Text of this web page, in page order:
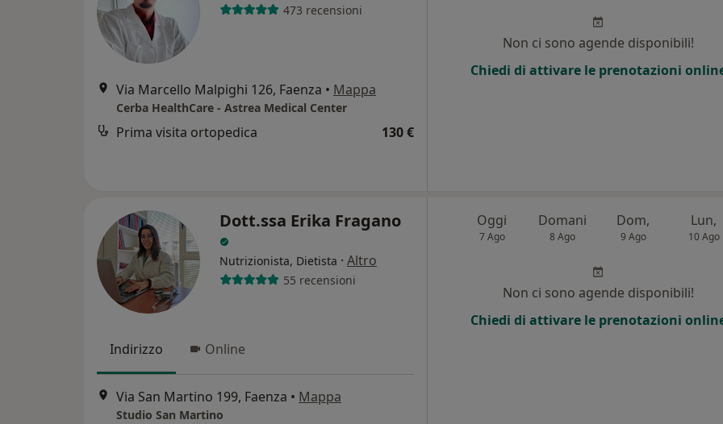
473 recensioni
Via Marcello Malpighi 126, Faenza • Mappa
Cerba HealthCare - Astrea Medical Center
Prima visita ortopedica 130 €
Non ci sono agende disponibili!
Chiedi di attivare le prenotazioni
Dott.ssa Erika Fragano
Nutrizionista, Dietista · Altro
55 recensioni
Indirizzo Online
Via San Martino 199, Faenza • Mappa
Studio San Martino
Oggi
7 Ago
Domani
8 Ago
Dom,
9 Ago
Lun,
10 Ago
Non ci sono agende disponibili!
Chiedi di attivare le prenotazioni